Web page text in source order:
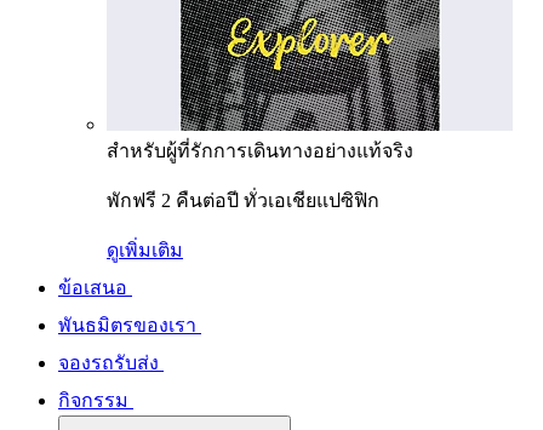
สำหรับผู้ที่รักการเดินทางอย่างแท้จริง
พักฟรี 2 คืนต่อปี ทั่วเอเชียแปซิฟิก
ดูเพิ่มเติม
ข้อเสนอ
พันธมิตรของเรา
จองรถรับส่ง
กิจกรรม